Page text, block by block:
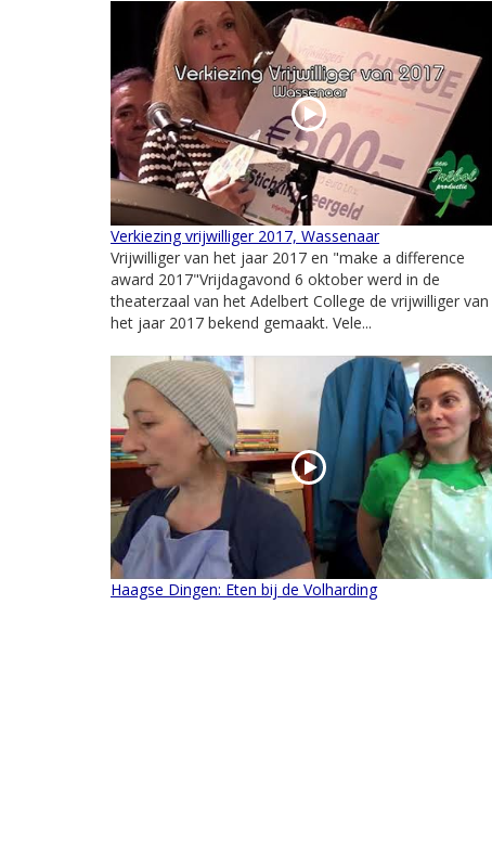
Verkiezing vrijwilliger 2017, Wassenaar
Vrijwilliger van het jaar 2017 en "make a difference
award 2017"Vrijdagavond 6 oktober werd in de
theaterzaal van het Adelbert College de vrijwilliger van
het jaar 2017 bekend gemaakt. Vele...
Haagse Dingen: Eten bij de Volharding